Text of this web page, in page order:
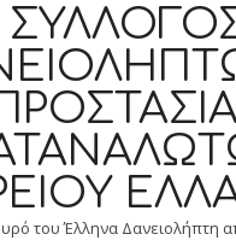
του Έλληνα Δανειολήπτη